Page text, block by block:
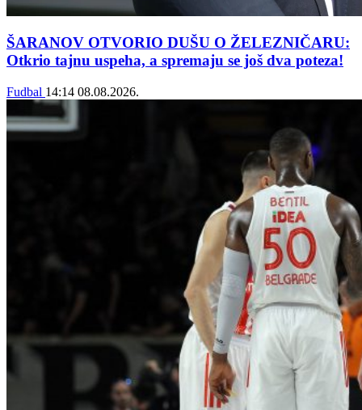
ŠARANOV OTVORIO DUŠU O ŽELEZNIČARU:
Otkrio tajnu uspeha, a spremaju se još dva poteza!
Fudbal 14:14 08.08.2026.